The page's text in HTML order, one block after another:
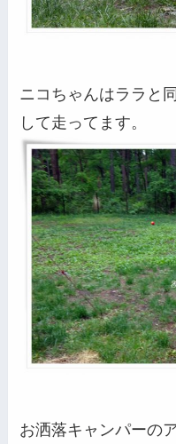
ニコちゃんはララと
して走ってます。
お洒落キャンパーの